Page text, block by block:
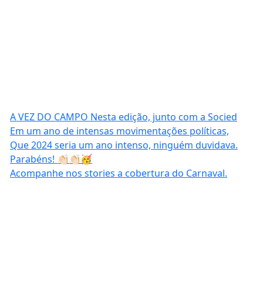
A VEZ DO CAMPO Nesta edição, junto com a Socied
Em um ano de intensas movimentações políticas,
Que 2024 seria um ano intenso, ninguém duvidava.
Parabéns! 👏🏻👏🏻🥳
Acompanhe nos stories a cobertura do Carnaval.